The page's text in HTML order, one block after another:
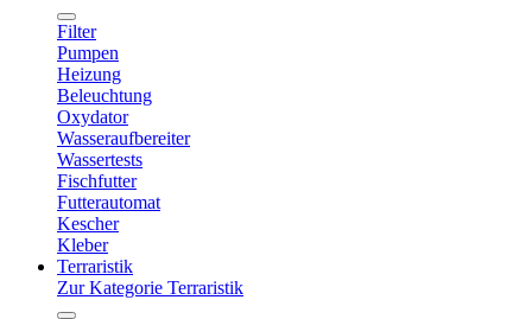
Filter
Pumpen
Heizung
Beleuchtung
Oxydator
Wasseraufbereiter
Wassertests
Fischfutter
Futterautomat
Kescher
Kleber
Terraristik
Zur Kategorie Terraristik